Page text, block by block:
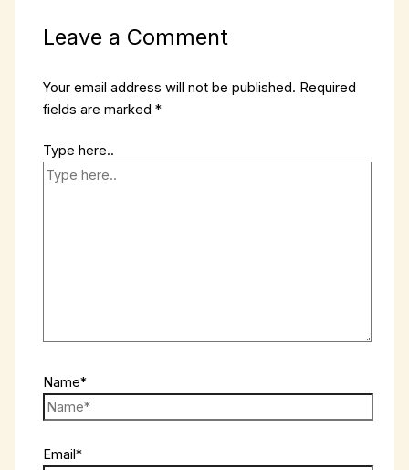
Leave a Comment
Your email address will not be published. Required
fields are marked*
Type here..
Name*
Email*